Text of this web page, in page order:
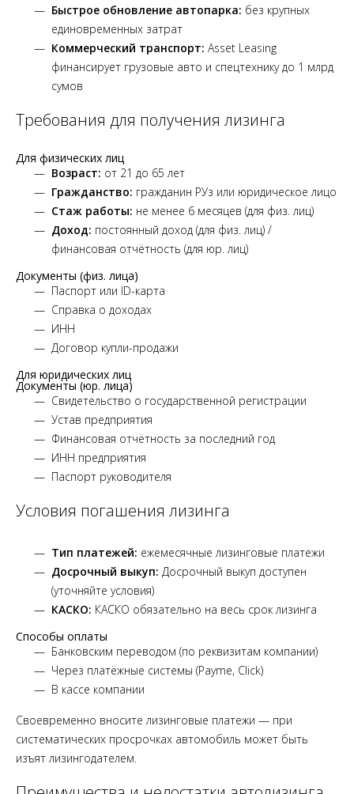
Быстрое обновление автопарка: без крупных
единовременных затрат
Коммерческий транспорт: Asset Leasing
финансирует грузовые авто и спецтехнику до 1 млрд
сумов
Требования для получения лизинга
Для физических лиц
Возраст: от 21 до 65 лет
Гражданство: гражданин РУз или юридическое лицо
Стаж работы: не менее 6 месяцев (для физ. лиц)
Доход: постоянный доход (для физ. лиц) /
финансовая отчётность (для юр. лиц)
Документы (физ. лица)
Паспорт или ID-карта
Справка о доходах
ИНН
Договор купли-продажи
Для юридических лиц
Документы (юр. лица)
Свидетельство о государственной регистрации
Устав предприятия
Финансовая отчётность за последний год
ИНН предприятия
Паспорт руководителя
Условия погашения лизинга
Тип платежей: ежемесячные лизинговые платежи
Досрочный выкуп: Досрочный выкуп доступен
(уточняйте условия)
КАСКО: КАСКО обязательно на весь срок лизинга
Способы оплаты
Банковским переводом (по реквизитам компании)
Через платёжные системы (Payme, Click)
В кассе компании
Своевременно вносите лизинговые платежи — при
систематических просрочках автомобиль может быть
изъят лизингодателем.